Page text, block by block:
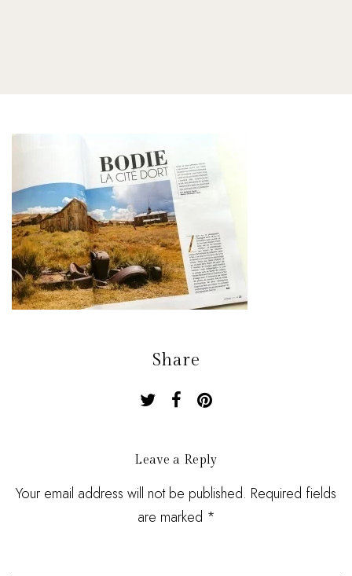
Share
Leave a Reply
Your email address will not be published. Required fields
are marked *